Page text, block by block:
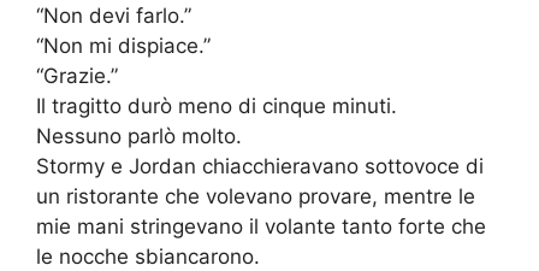
“Non devi farlo.”
“Non mi dispiace.”
“Grazie.”
Il tragitto durò meno di cinque minuti.
Nessuno parlò molto.
Stormy e Jordan chiacchieravano sottovoce di
un ristorante che volevano provare, mentre le
mie mani stringevano il volante tanto forte che
le nocche sbiancarono.